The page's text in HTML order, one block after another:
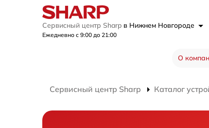
Сервисный центр Sharp в Нижнем Новгороде
Ежедневно с 9:00 до 21:00
О
Сервисный центр Sharp Каталог